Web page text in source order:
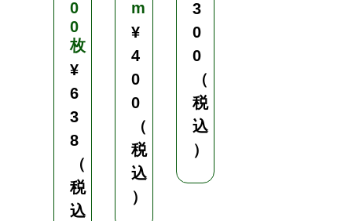
0
0
枚
¥
6
3
8
（
税
込
m
¥
4
0
0
（
税
込
）
3
0
0
（
税
込
）